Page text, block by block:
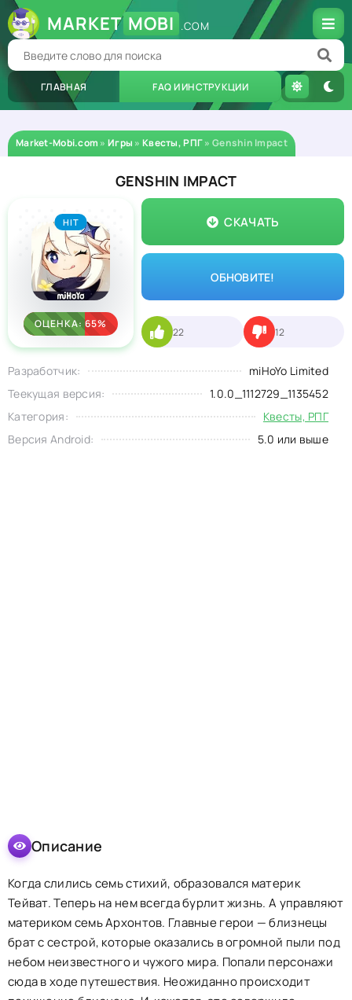
MARKET MOBI .COM
ГЛАВНАЯ FAQ И ИНСТРУКЦИИ
Market-Mobi.com »Игры »Квесты, РПГ» Genshin Impact
GENSHIN IMPACT
Разработчик:
miHoYo Limited
Теекущая версия:
1.0.0_1112729_1135452
Категория:
Квесты, РПГ
Версия Android:
5.0 или выше
СКАЧАТЬ
ОБНОВИТЕ!
HIT
ОЦЕНКА: 65%
22 12
Описание
Когда слились семь стихий, образовался материк
Тейват. Теперь на нем всегда бурлит жизнь. А управляют
материком семь Архонтов. Главные герои — близнецы
брат с сестрой, которые оказались в огромной пыли под
небом неизвестного и чужого мира. Попали персонажи
сюда в ходе путешествия. Неожиданно происходит